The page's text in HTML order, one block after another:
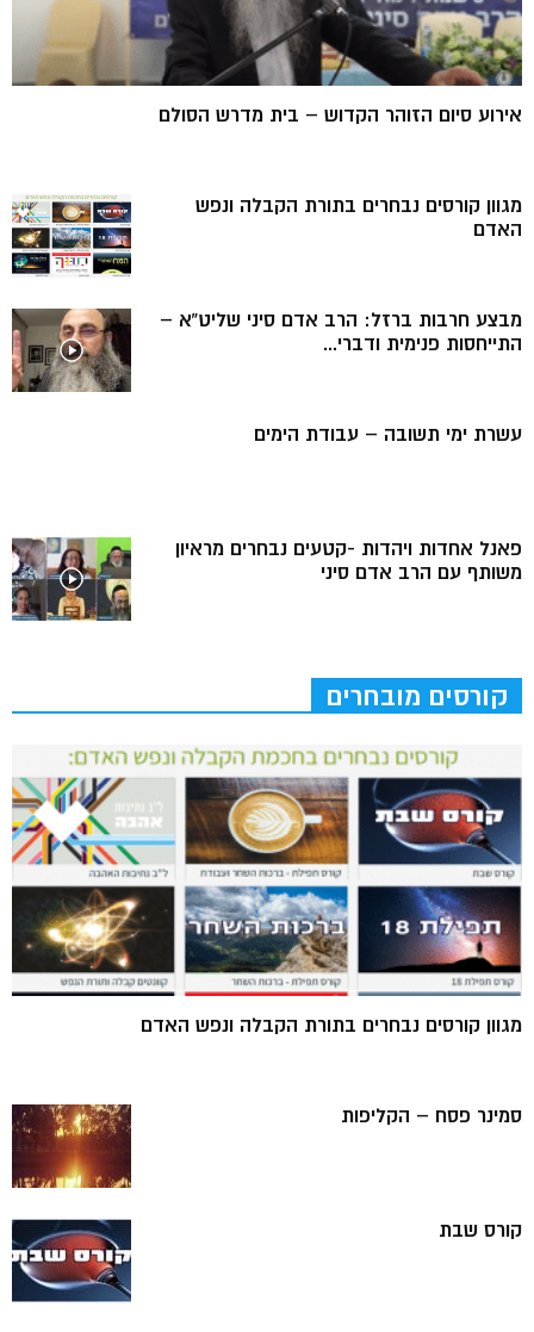
אירוע סיום הזוהר הקדוש – בית מדרש הסולם
מגוון קורסים נבחרים בתורת הקבלה ונפש
האדם
מבצע חרבות ברזל: הרב אדם סיני שליט”א –
התייחסות פנימית ודברי...
עשרת ימי תשובה – עבודת הימים
פאנל אחדות ויהדות -קטעים נבחרים מראיון
משותף עם הרב אדם סיני
קורסים מובחרים
מגוון קורסים נבחרים בתורת הקבלה ונפש האדם
סמינר פסח – הקליפות
קורס שבת